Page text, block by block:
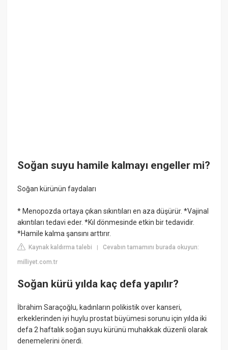
Soğan suyu hamile kalmayı engeller mi?
Soğan kürünün faydaları
* Menopozda ortaya çıkan sıkıntıları en aza düşürür. *Vajinal
akıntıları tedavi eder. *Kıl dönmesinde etkin bir tedavidir.
*Hamile kalma şansını arttırır.
Kaynak kaldırma talebi |Cevabın tamamını burada okuyun:
milliyet.com.tr
Soğan kürü yılda kaç defa yapılır?
İbrahim Saraçoğlu, kadınların polikistik over kanseri,
erkeklerinden iyi huylu prostat büyümesi sorunu için yılda iki
defa 2 haftalık soğan suyu kürünü muhakkak düzenli olarak
denemelerini önerdi.